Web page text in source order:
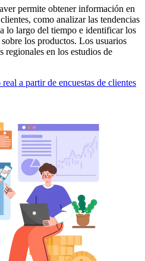
permite obtener información en
como analizar las tendencias
lo largo del tiempo e identificar los
los productos. Los usuarios
regionales en los estudios de
a partir de encuestas de clientes